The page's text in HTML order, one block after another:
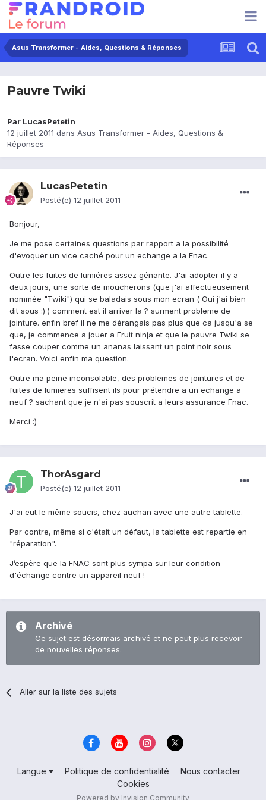
Asus Transformer - Aides, Questions & Réponses
Pauvre Twiki
Par LucasPetetin
12 juillet 2011 dans Asus Transformer - Aides, Questions &
Réponses
LucasPetetin
Posté(e) 12 juillet 2011
Bonjour,
Je me pose certaines questions par rapport a la possibilité
d'evoquer un vice caché pour un echange a la Fnac.
Outre les fuites de lumiéres assez génante. J'ai adopter il y a
deux jours, une sorte de moucherons (que j'ai affectueusement
nommée "Twiki") qui se baladais sous mon ecran ( Oui j'ai bien
dit sous :) ) comment est il arriver la ? surment probleme de
jointure. enfin bref il ne me dérangais pas plus que ca jusqu'a se
que, je commence a jouer a Fruit ninja et que le pauvre Twiki se
fasse couper comme un ananas laissant un point noir sous
l'ecran. Voici enfin ma question.
Outre ma peine inconsolable, des problemes de jointures et de
fuites de lumieres suffisent ils pour prétendre a un echange a
neuf ? sachant que je n'ai pas souscrit a leurs assurance Fnac.
Merci :)
ThorAsgard
Posté(e) 12 juillet 2011
J'ai eut le même soucis, chez auchan avec une autre tablette.
Par contre, même si c'était un défaut, la tablette est repartie en
"réparation".
J’espère que la FNAC sont plus sympa sur leur condition
d'échange contre un appareil neuf !
Archivé
Ce sujet est désormais archivé et ne peut plus recevoir
de nouvelles réponses.
Aller sur la liste des sujets
Langue Politique de confidentialité
Nous contacter
Cookies
Powered by Invision Community